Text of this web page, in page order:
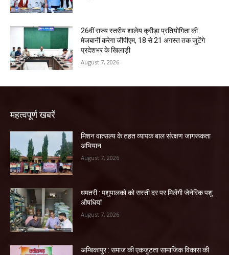
26वीं राज्य स्तरीय शालेय क्रीड़ा प्रतियोगिता की
मेजबानी करेगा जीपीएम, 18 से 21 अगस्त तक जुटेंगे
प्रदेशभर के खिलाड़ी
August 7, 2026
महत्वपूर्ण खबरें
मिशन वात्सल्य के तहत व्यापक बाल संरक्षण जागरूकता
अभियान
August 7, 2026
धमतरी : पशुपालकों को सस्ती दर पर मिलेंगी जेनेरिक पशु
औषधियां
August 7, 2026
अम्बिकापुर : समाज की एकजुटता सामाजिक विकास की